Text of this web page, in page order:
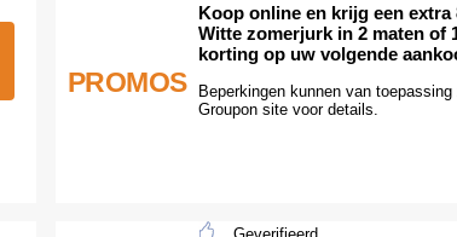
PROMOS
Koop online en krijg een extra
Witte zomerjurk in 2 maten of
korting op uw volgende
Beperkingen kunnen van
Groupon site voor details.